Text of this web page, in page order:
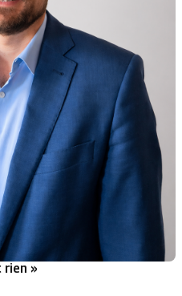
rien »